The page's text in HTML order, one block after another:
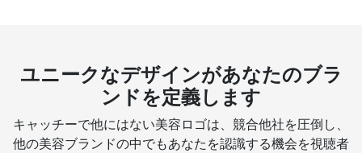
ユニークなデザインがあなたのブラ
ンドを定義します
キャッチーで他にはない美容ロゴは、競合他社を圧倒し、
他の美容ブランドの中でもあなたを認識する機会を視聴者